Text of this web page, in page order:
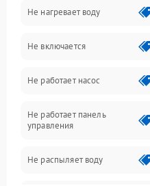
Датчики
Нагрев
Вода
Гигиена
Программное обеспечение
Не нагревает воду
Не включается
Не работает насос
Не работает панель
управления
Не распыляет воду